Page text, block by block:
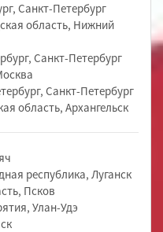
Санкт-Петербург
область, Нижний
Санкт-Петербург
Санкт-Петербург
область, Архангельск
республика, Луганск
Псков
Улан-Удэ